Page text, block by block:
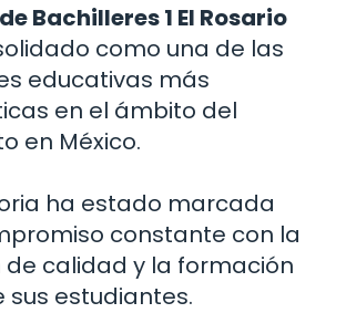
Bachilleres 1 El Rosario
como una de las
educativas más
en el ámbito del
en México.
ha estado marcada
constante con la
calidad y la formación
sus estudiantes.